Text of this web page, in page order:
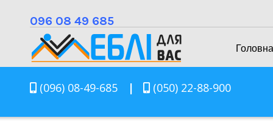
096 08 49 685
(096) 08-49-685 | (050) 22-88-900